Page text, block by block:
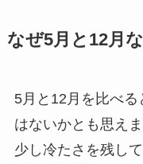
なぜ5月と12月
5月と12月を比べ
はないかとも思え
少し冷たさを残し